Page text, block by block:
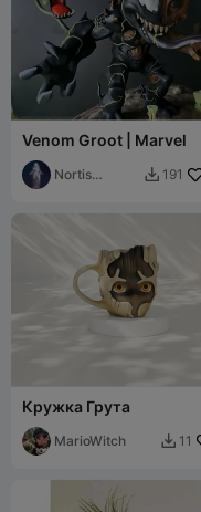
Venom Groot | Marvel
Nortis
 191
Кружка Грута
MarioWitch  11